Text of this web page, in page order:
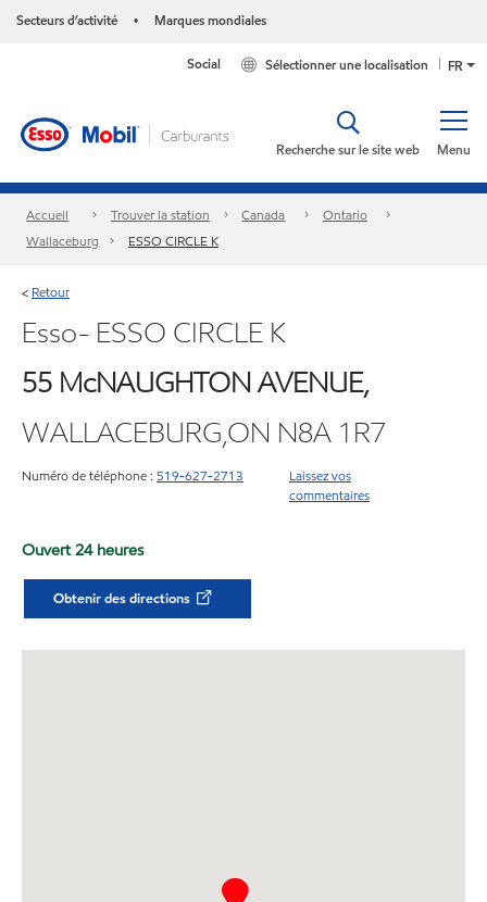
Secteurs d’activité • Marques mondiales
FR
Sélectionner une localisation
Social
Menu
Recherche sur le site web
Accueil Trouver la station Canada
Ontario
Wallaceburg
ESSO CIRCLE K
< Retour
Esso- ESSO CIRCLE K
55 McNAUGHTON AVENUE,
WALLACEBURG,ON N8A 1R7
Numéro de téléphone : 519-627-2713
Laissez vos
commentaires
Ouvert 24 heures
Obtenir des directions